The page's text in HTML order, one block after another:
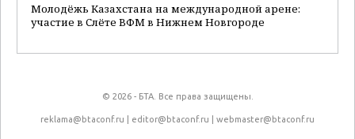
Молодёжь Казахстана на международной арене:
участие в Слёте ВФМ в Нижнем Новгороде
© 2026 - БТА. Все права защищены.
reklama@btaconf.ru editor@btaconf.ru webmaster@btaconf.ru